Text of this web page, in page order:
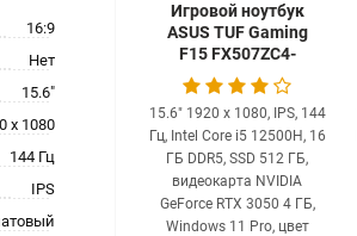
16:9
Нет
15.6"
x 1080
144 Гц
IPS
Игровой ноутбук
ASUS TUF Gaming
F15 FX507ZC4-
HN009X
15.6" 1920 x 1080, IPS, 144
Гц, Intel Core i5 12500H, 16
ГБ DDR5, SSD 512 ГБ,
видеокарта NVIDIA
GeForce RTX 3050 4 ГБ,
Windows 11 Pro, цвет